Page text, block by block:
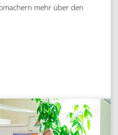
mehr über den